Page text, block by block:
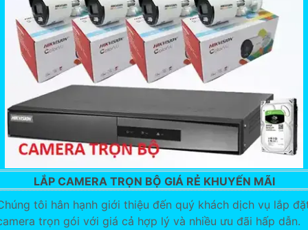
LẮP CAMERA TRỌN BỘ GIÁ RẺ KHUYẾN MÃI
tôi hân hạnh giới thiệu đến quý khách dịch vụ lắp
trọn gói với giá cả hợp lý và nhiều ưu đãi hấp dẫn.